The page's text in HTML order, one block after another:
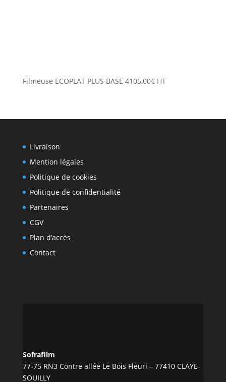
Filmeuse ECOPLAT PLUS BASE 4105,00€ HT
Livraison
Mention légales
Politique de cookies
Politique de confidentialité
Partenaires
CGV
Plan d’accès
Contact
Sofrafilm
77-75 RN3 Contre allée Le Bois Fleuri – 77410 CLAYE-
SOUILLY